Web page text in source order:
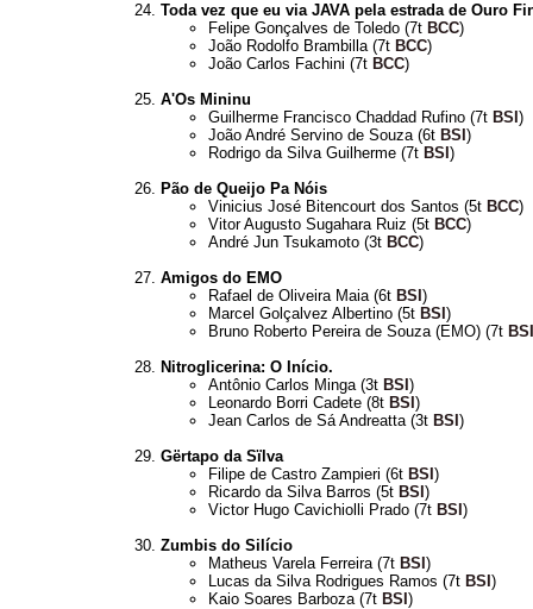
Toda vez que eu via JAVA pela estrada de Ouro
Felipe Gonçalves de Toledo (7t BCC)
João Rodolfo Brambilla (7t BCC)
João Carlos Fachini (7t BCC)
A'Os Mininu
Guilherme Francisco Chaddad Rufino (7t BSI )
João André Servino de Souza (6t BSI )
Rodrigo da Silva Guilherme (7t BSI )
Pão de Queijo Pa Nóis
Vinicius José Bitencourt dos Santos (5t BCC)
Vitor Augusto Sugahara Ruiz (5t BCC)
André Jun Tsukamoto (3t BCC)
Amigos do EMO
Rafael de Oliveira Maia (6t BSI )
Marcel Golçalvez Albertino (5t BSI )
Bruno Roberto Pereira de Souza (EMO) (7t BSI
Nitroglicerina: O Início.
Antônio Carlos Minga (3t BSI )
Leonardo Borri Cadete (8t BSI )
Jean Carlos de Sá Andreatta (3t BSI )
Gërtapo da Sïlva
Filipe de Castro Zampieri (6t BSI )
Ricardo da Silva Barros (5t BSI )
Victor Hugo Cavichiolli Prado (7t BSI )
Zumbis do Silício
Matheus Varela Ferreira (7t BSI )
Lucas da Silva Rodrigues Ramos (7t BSI )
Kaio Soares Barboza (7t BSI )